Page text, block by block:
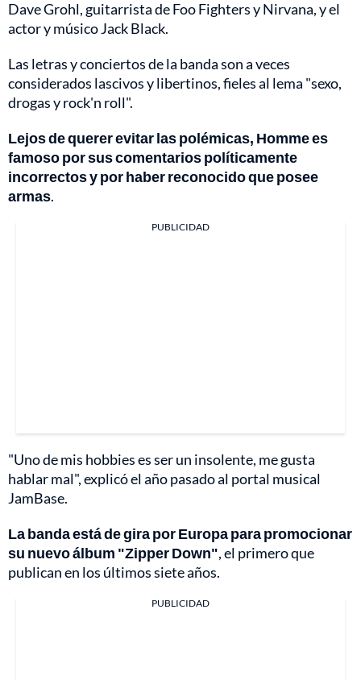
Dave Grohl, guitarrista de Foo Fighters y Nirvana, y el
actor y músico Jack Black.
Las letras y conciertos de la banda son a veces
considerados lascivos y libertinos, fieles al lema "sexo,
drogas y rock'n roll".
Lejos de querer evitar las polémicas, Homme es
famoso por sus comentarios políticamente
incorrectos y por haber reconocido que posee
armas.
PUBLICIDAD
"Uno de mis hobbies es ser un insolente, me gusta
hablar mal", explicó el año pasado al portal musical
JamBase.
La banda está de gira por Europa para promocionar
su nuevo álbum "Zipper Down", el primero que
publican en los últimos siete años.
PUBLICIDAD